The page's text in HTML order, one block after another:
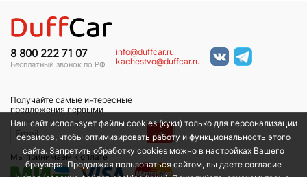
8 800 222 71 07
Бесплатный звонок по РФ
info@duffcar.ru
kachestvo@duffcar.ru
Получайте самые интересные
предложения первыми
→
Мы принимаем к оплате
Наш сайт использует файлы cookies (куки) только для персонализации
сервисов, чтобы оптимизировать работу и функциональность этого
сайта. Запретить обработку cookies можно в настройках Вашего
браузера. Продолжая пользоваться сайтом, вы даете согласие